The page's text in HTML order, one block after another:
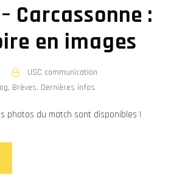
Carcassonne :
en images
USC communication
, Brèves, Dernières infos
photos du match sont disponibles !